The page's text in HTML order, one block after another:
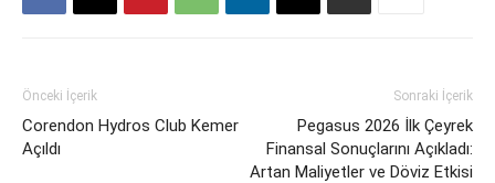
Önceki İçerik
Corendon Hydros Club Kemer
Açıldı
Sonraki İçerik
Pegasus 2026 İlk Çeyrek
Finansal Sonuçlarını Açıkladı:
Artan Maliyetler ve Döviz Etkisi